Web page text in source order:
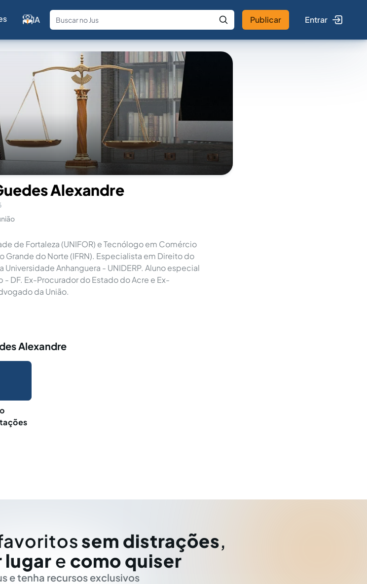
IA
Fale com a IA Buscar no Jus
Publicar Entrar
Alexandre
de Fortaleza (UNIFOR) e Tecnólogo em Comércio
Grande do Norte (IFRN). Especialista em Direito do
Anhanguera - UNIDERP. Aluno especial
DF. Ex-Procurador do Estado do Acre e Ex-
da União.
Alexandre
sem distrações,
lugar e como quiser
e tenha recursos exclusivos